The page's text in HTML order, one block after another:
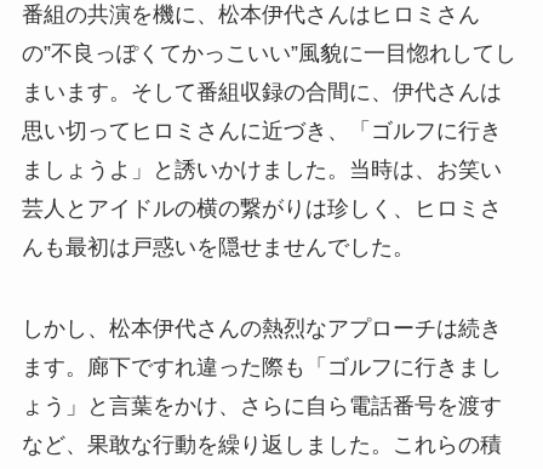
番組の共演を機に、松本伊代さんはヒロミさん
の”不良っぽくてかっこいい”風貌に一目惚れしてし
まいます。そして番組収録の合間に、伊代さんは
思い切ってヒロミさんに近づき、「ゴルフに行き
ましょうよ」と誘いかけました。当時は、お笑い
芸人とアイドルの横の繋がりは珍しく、ヒロミさ
んも最初は戸惑いを隠せませんでした。
しかし、松本伊代さんの熱烈なアプローチは続き
ます。廊下ですれ違った際も「ゴルフに行きまし
ょう」と言葉をかけ、さらに自ら電話番号を渡す
など、果敢な行動を繰り返しました。これらの積